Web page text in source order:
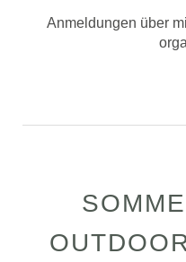
Anmeldungen über